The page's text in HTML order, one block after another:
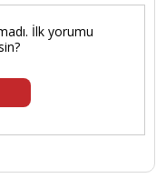
İlk yorumu